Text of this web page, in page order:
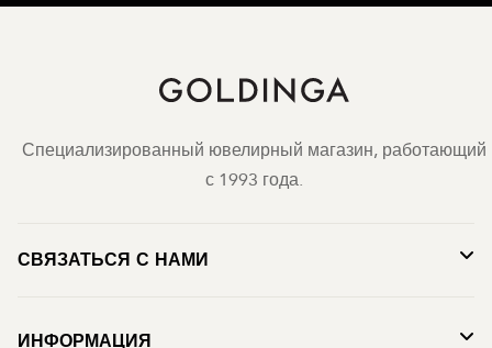
Специализированный ювелирный магазин, работающий
с 1993 года.
СВЯЗАТЬСЯ С НАМИ
ИНФОРМАЦИЯ